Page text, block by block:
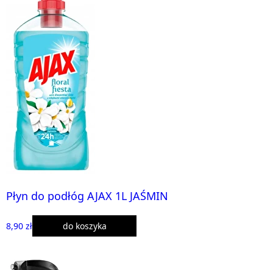
Płyn do podłóg AJAX 1L JAŚMIN
8,90 zł do koszyka